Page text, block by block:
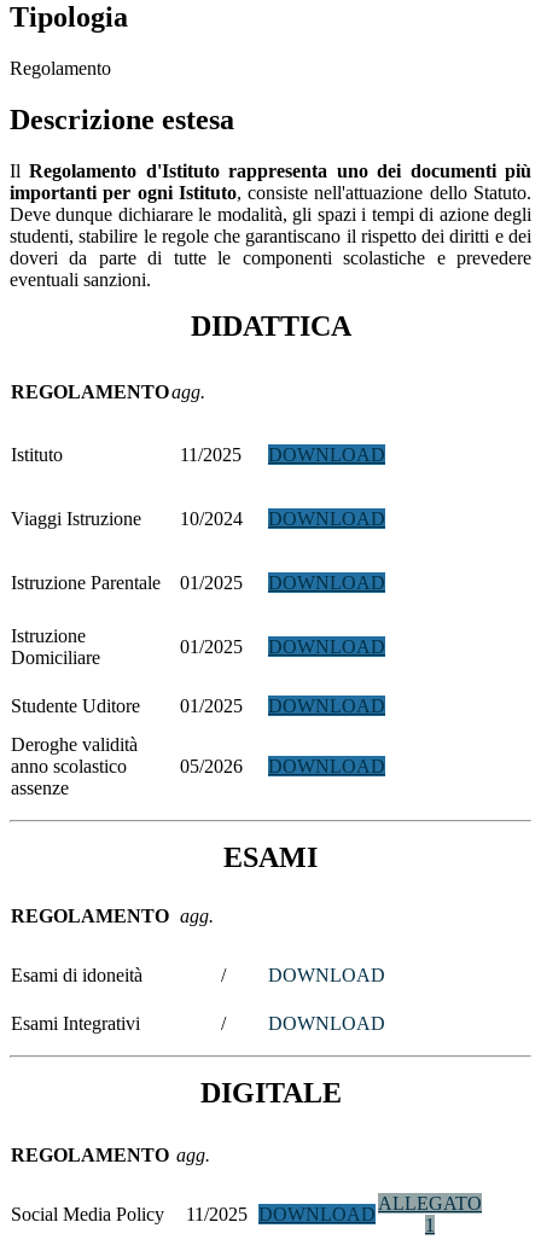
Tipologia
Regolamento
Descrizione estesa
IlRegolamento d'Istituto rappresenta uno dei documenti più
importanti per ogni Istituto, consiste nell'attuazione dello Statuto.
Deve dunque dichiarare le modalità, gli spazi i tempi di azione degli
studenti, stabilire le regole che garantiscano il rispetto dei diritti e dei
doveri da parte di tutte le componenti scolastiche e prevedere
eventuali sanzioni.
DIDATTICA
REGOLAMENTOagg.
Istituto 11/2025 DOWNLOAD
Viaggi Istruzione 10/2024 DOWNLOAD
Istruzione Parentale 01/2025 DOWNLOAD
Istruzione
Domiciliare
01/2025 DOWNLOAD
Studente Uditore 01/2025
DOWNLOAD
Deroghe validità
anno scolastico
assenze
05/2026 DOWNLOAD
ESAMI
REGOLAMENTO agg.
Esami di idoneità / DOWNLOAD
Esami Integrativi / DOWNLOAD
DIGITALE
REGOLAMENTO agg.
Social Media Policy 11/2025 DOWNLOAD
ALLEGATO
1